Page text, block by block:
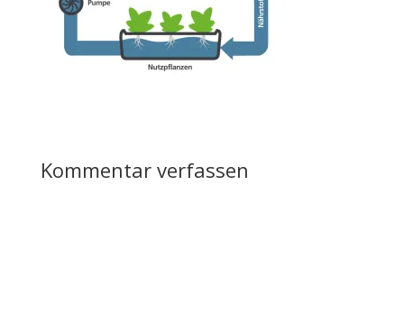
Kommentar verfassen